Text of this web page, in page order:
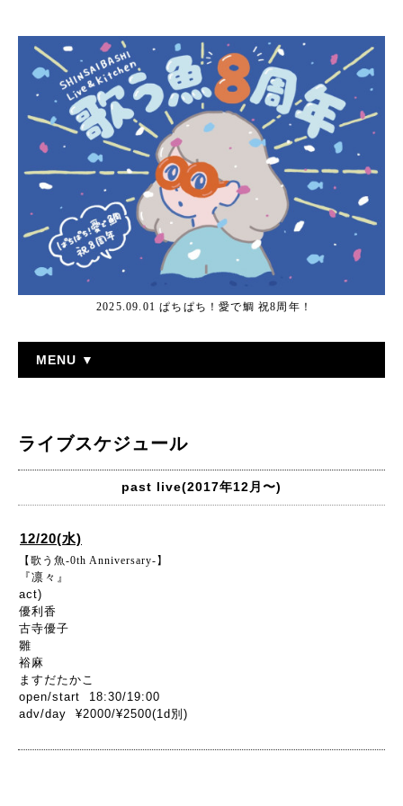
2025.09.01 ぱちぱち！愛で鯛 祝8周年！
MENU ▼
ライブスケジュール
past live(2017年12月〜)
12/20(水)
【歌う魚-0th Anniversary-】
『凛々』
act)
優利香
古寺優子
雛
裕麻
ますだたかこ
open/start 18:30/19:00
adv/day ¥2000/¥2500(1d別)